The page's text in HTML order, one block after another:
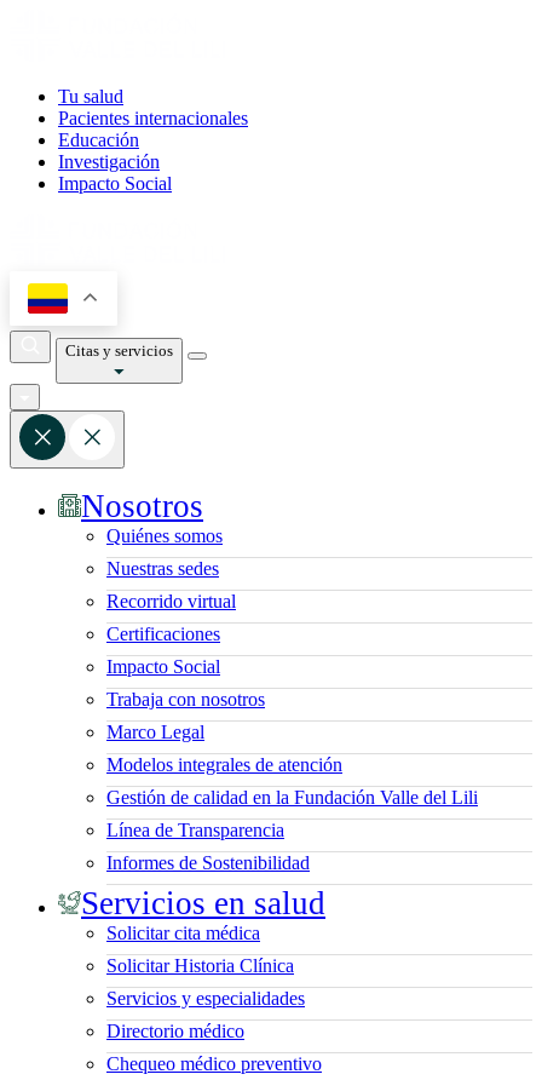
Tu salud
Pacientes internacionales
Educación
Investigación
Impacto Social
Citas y servicios
Nosotros
Quiénes somos
Nuestras sedes
Recorrido virtual
Certificaciones
Impacto Social
Trabaja con nosotros
Marco Legal
Modelos integrales de atención
Gestión de calidad en la Fundación Valle del Lili
Línea de Transparencia
Informes de Sostenibilidad
Servicios en salud
Solicitar cita médica
Solicitar Historia Clínica
Servicios y especialidades
Directorio médico
Chequeo médico preventivo